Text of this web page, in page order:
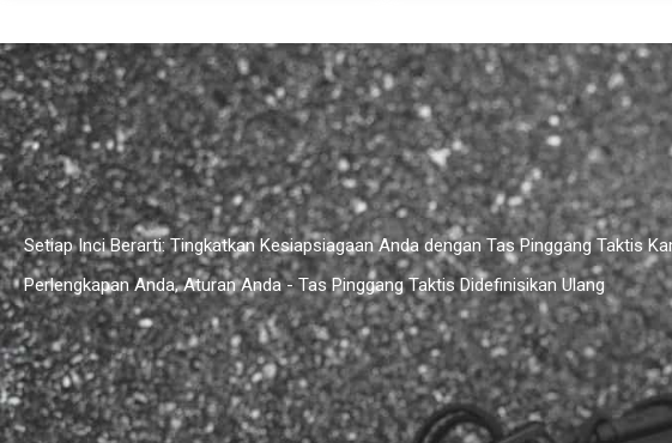
Setiap Inci Berarti: Tingkatkan Kesiapsiagaan Anda dengan Tas Pinggang Taktis
Perlengkapan Anda, Aturan Anda - Tas Pinggang Taktis Didefinisikan Ulang